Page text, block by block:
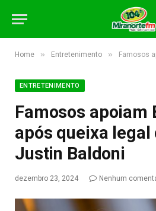
Home » Entretenimento » Famosos apoiam
ENTRETENIMENTO
Famosos apoiam
após queixa legal
Justin Baldoni
dezembro 23, 2024 Nenhum